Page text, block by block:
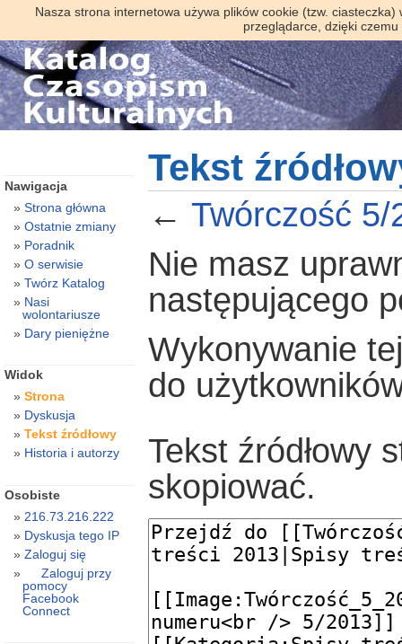
Nasza strona internetowa używa plików cookie (tzw.
przeglądarce, dzięki
Tekst
← Twórczość 5/
Nie masz
następującego
Wykonywanie
do
Tekst źródłowy
skopiować.
Nawigacja
Strona główna
Ostatnie zmiany
Poradnik
O serwisie
Twórz Katalog
Nasi
wolontariusze
Dary pieniężne
Widok
Strona
Dyskusja
Tekst źródłowy
Historia i autorzy
Osobiste
216.73.216.222
Dyskusja tego IP
Zaloguj się
Zaloguj przy
pomocy
Facebook
Connect